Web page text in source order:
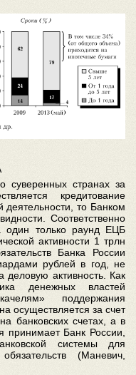
странах за
кредитование
деятельности, то Банком
Соответственно
один только раунд ЕЦБ
активности 1 трлн
Банка России
рублей в год, не
деловую активность. Как
денежных властей
поддержания
осуществляется за счет
банковских счетах, а в
принимает Банк России,
системы для
(Маневич,